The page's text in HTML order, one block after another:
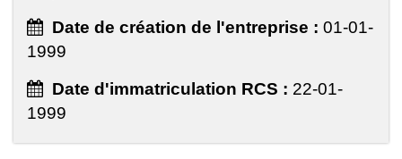
Date de création de l'entreprise : 01-01-
1999
Date d'immatriculation RCS : 22-01-
1999